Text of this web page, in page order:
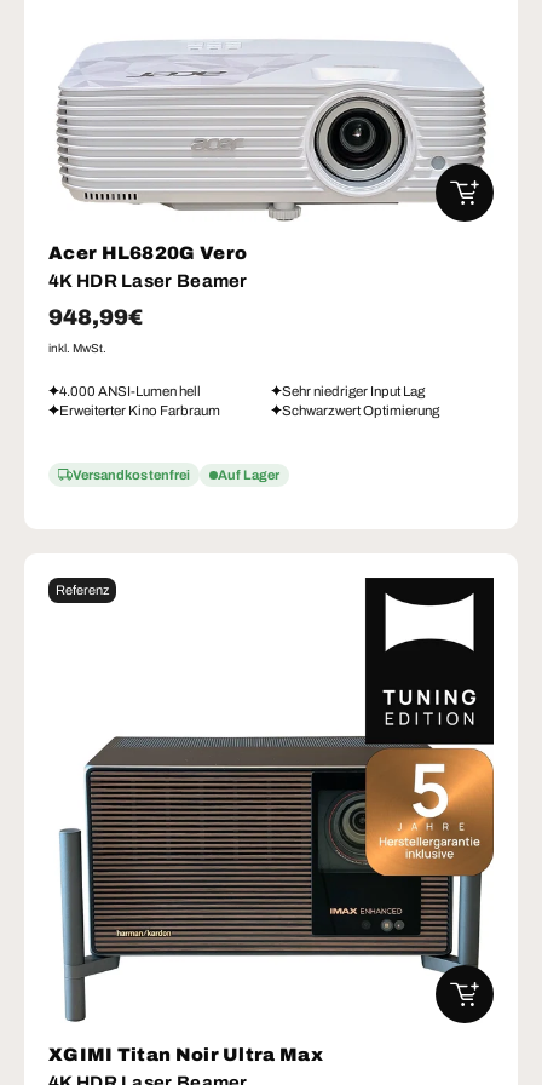
Acer HL6820G Vero
4K HDR Laser Beamer
Normaler Preis
948,99€
inkl. MwSt.
4.000 ANSI-Lumen hell
Sehr niedriger Input Lag
Erweiterter Kino Farbraum
Schwarzwert Optimierung
Versandkostenfrei Auf Lager
IN DEN
Referenz
XGIMI Titan Noir Ultra Max
IN DEN